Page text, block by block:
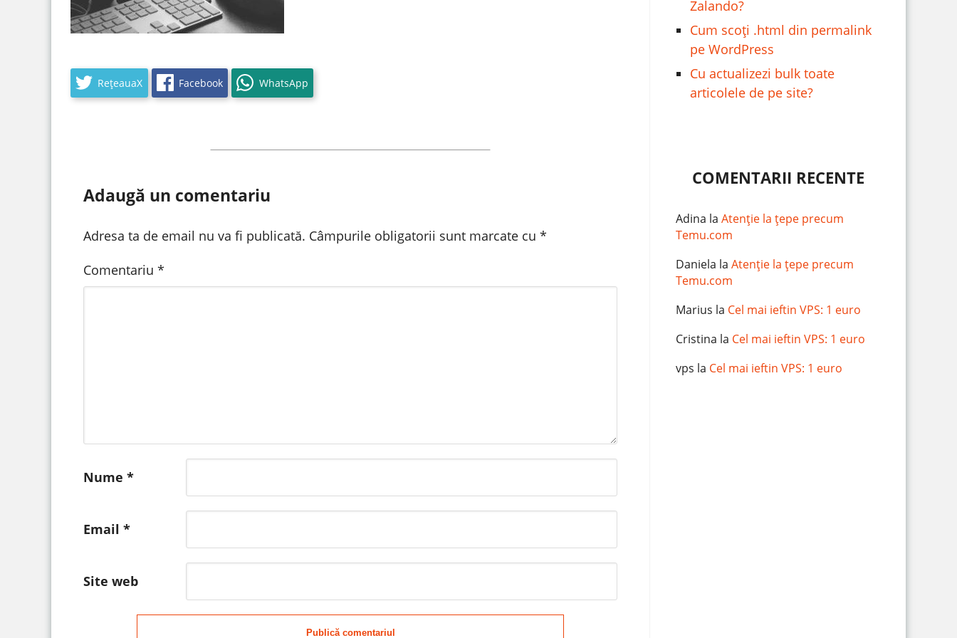
RețeauaX Facebook WhatsApp
Adaugă un comentariu
Adresa ta de email nu va fi publicată. Câmpurile obligatorii sunt marcate cu *
Comentariu *
Nume *
Email *
Site web
Publică comentariul
Zalando?
Cum scoți .html din permalink
pe WordPress
Cu actualizezi bulk toate
articolele de pe site?
COMENTARII RECENTE
Adina la Atenție la țepe precum
Temu.com
Daniela la Atenție la țepe precum
Temu.com
Marius la Cel mai ieftin VPS: 1 euro
Cristina la Cel mai ieftin VPS: 1 euro
vps la Cel mai ieftin VPS: 1 euro